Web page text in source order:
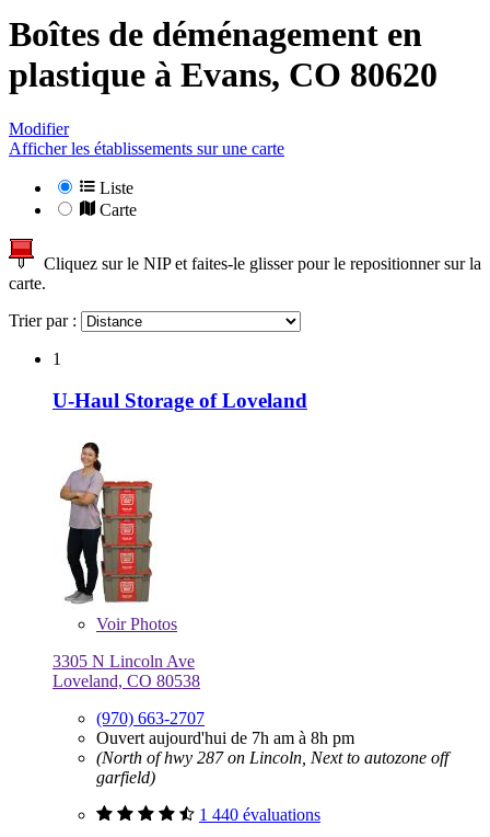
Boîtes de déménagement en
plastique à Evans, CO 80620
Modifier
Afficher les établissements sur une carte
Liste
Carte
Cliquez sur le NIP et faites-le glisser pour le repositionner sur la
carte.
Trier par :
1
U-Haul Storage of Loveland
VoirPhotos
3305 N Lincoln Ave
Loveland, CO 80538
(970) 663-2707
Ouvert aujourd'hui de 7h am à 8h pm
(North of hwy 287 on Lincoln, Next to autozone off
garfield)
1 440 évaluations